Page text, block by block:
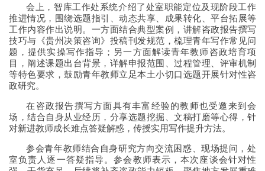
会上，智库工作处系统介绍了处室职能定位及现阶段工作
推进情况，围绕选题指引、动态共享、成果转化、平台拓展等
工作内容作出说明。一方面结合典型案例，讲解咨政报告撰写
技巧与《贵州决策咨询》投稿刊发规范，梳理青年写作常见问
题，提供实操写作指导；另一方面解读青年教师咨政培育项
目，阐述课题出台背景，详解申报范围、过程管理、评审机制
等特色要求，鼓励青年教师立足本土小切口选题开展针对性咨
政研究。
在咨政报告撰写方面具有丰富经验的教师也受邀来到会
场，结合自身从业经历，分享选题挖掘、文稿打磨等心得，针
对新进教师成长难点答疑解惑，传授实用写作提升方法。
参会青年教师结合自身研究方向交流困惑、现场提问，处
室负责人逐一答疑指导。参会教师表示，本次座谈会针对性